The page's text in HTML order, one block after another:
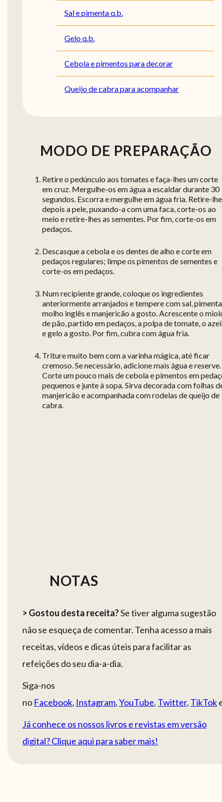
Sal e pimenta q.b.
Gelo q.b.
Cebola e pimentos para decorar
Queijo de cabra para acompanhar
MODO DE PREPARAÇÃO
Retire o pedúnculo aos tomates e faça-lhes um corte
em cruz. Mergulhe-os em água a escaldar durante 30
segundos. Escorra e mergulhe em água fria. Retire-
depois a pele, puxando-a com uma faca, corte-os ao
meio e retire-lhes as sementes. Por fim, corte-os em
pedaços.
Descasque a cebola e os dentes de alho e corte em
pedaços regulares; limpe os pimentos de sementes e
corte-os em pedaços.
Num recipiente grande, coloque os ingredientes
anteriormente arranjados e tempere com sal,
molho inglês e manjericão a gosto. Acrescente o
de pão, partido em pedaços, a polpa de tomate, o
e gelo a gosto. Por fim, cubra com água fria.
Triture muito bem com a varinha mágica, até ficar
cremoso. Se necessário, adicione mais água e reserve.
Corte um pouco mais de cebola e pimentos em
pequenos e junte à sopa. Sirva decorada com folhas
manjericão e acompanhada com rodelas de queijo de
cabra.
NOTAS
> Gostou desta receita?Se tiver alguma sugestão
não se esqueça de comentar. Tenha acesso a mais
receitas, vídeos e dicas úteis para facilitar as
refeições do seu dia-a-dia.
Siga-nos
no Facebook, Instagram,YouTube, Twitter, TikTok
Já conhece os nossos livros e revistas em versão
digital? Clique aqui para saber mais!